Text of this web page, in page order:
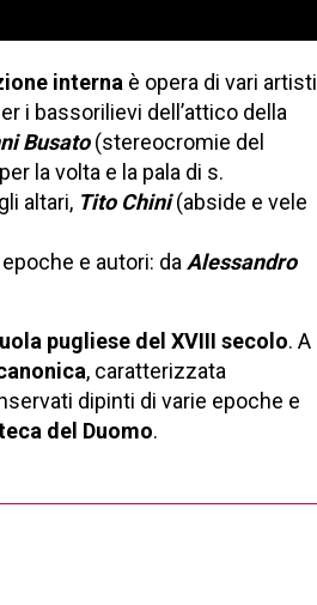
interna è opera di vari artisti
i bassorilievi dell’attico della
Busato(stereocromie del
la volta e la pala di s.
altari, Tito Chini(abside e vele
e autori: da Alessandro
pugliese del XVIII secolo. A
, caratterizzata
dipinti di varie epoche e
del Duomo.